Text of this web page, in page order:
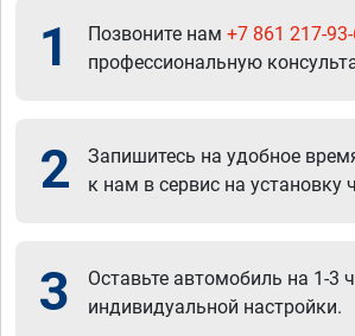
1 Позвоните нам +7 861 217-
профессиональную
2
Запишитесь на удобное
к нам в сервис на установку
3
Оставьте автомобиль на 1-3
индивидуальной настройки.